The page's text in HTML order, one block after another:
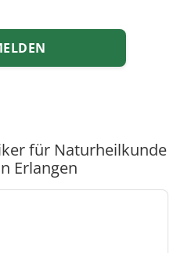
für Naturheilkunde
Erlangen